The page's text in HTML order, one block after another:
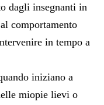
dagli insegnanti in
comportamento
in tempo a
iniziano a
miopie lievi o